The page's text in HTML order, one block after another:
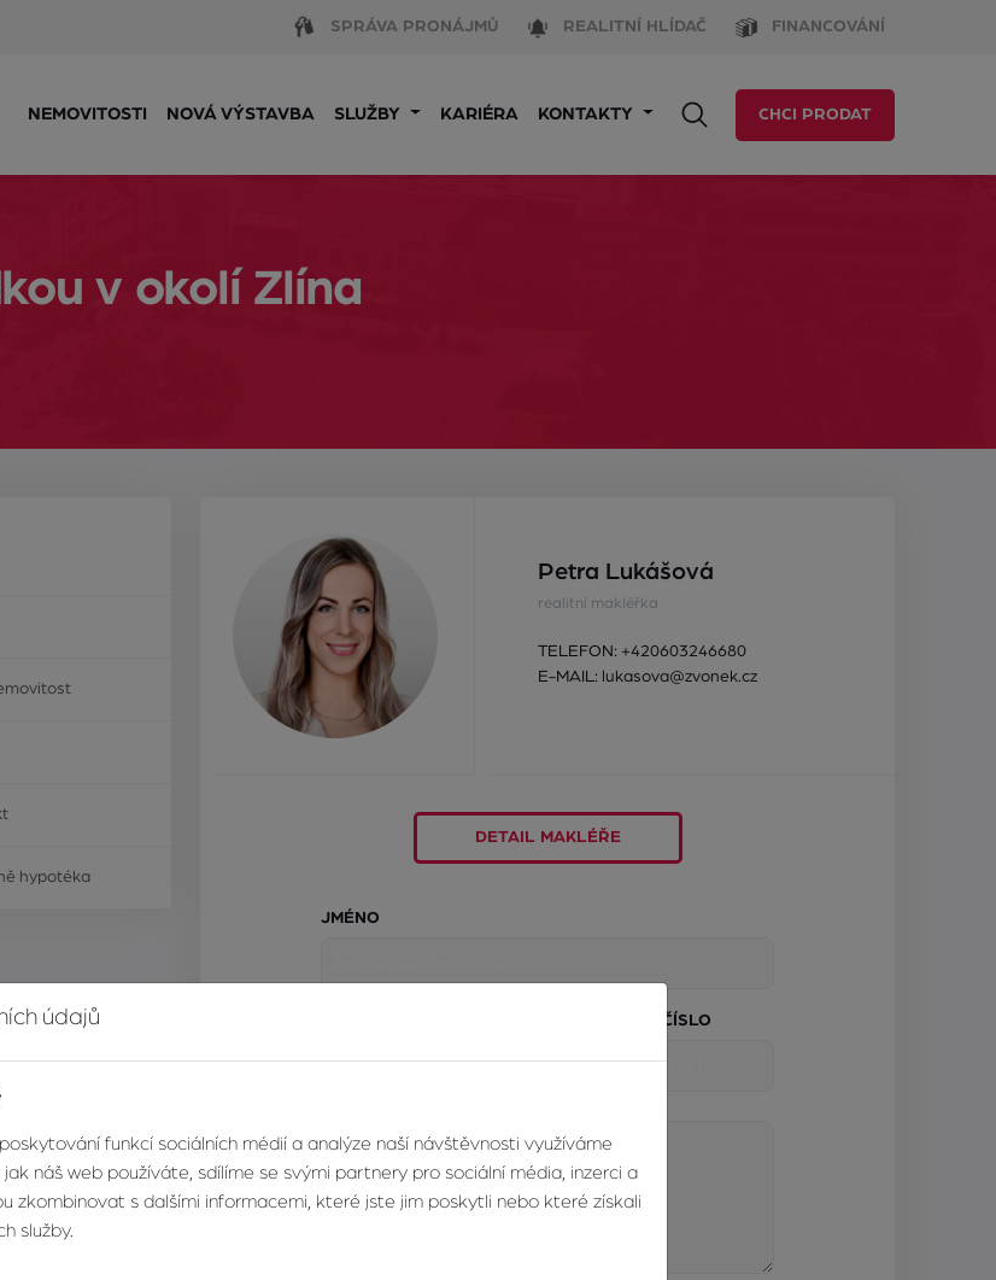
SPRÁVA PRONÁJMŮ REALITNÍ HLÍDAČ FINANCOVÁNÍ
NEMOVITOSTI NOVÁ VÝSTAVBA SLUŽBY KARIÉRA KONTAKTY CHCI PRODAT
v okolí Zlína
hypotéka
Petra Lukášová
realitní makléřka
TELEFON: +420603246680
E-MAIL: lukasova@zvonek.cz
DETAIL MAKLÉŘE
JMÉNO
TELEFONNÍ ČÍSLO
údajů
funkcí sociálních médií a analýze naší návštěvnosti využíváme
náš web používáte, sdílíme se svými partnery pro sociální média, inzerci a
zkombinovat s dalšími informacemi, které jste jim poskytli nebo které získali
služby.